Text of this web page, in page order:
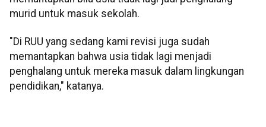
murid untuk masuk sekolah.
"Di RUU yang sedang kami revisi juga sudah
memantapkan bahwa usia tidak lagi menjadi
penghalang untuk mereka masuk dalam lingkungan
pendidikan," katanya.